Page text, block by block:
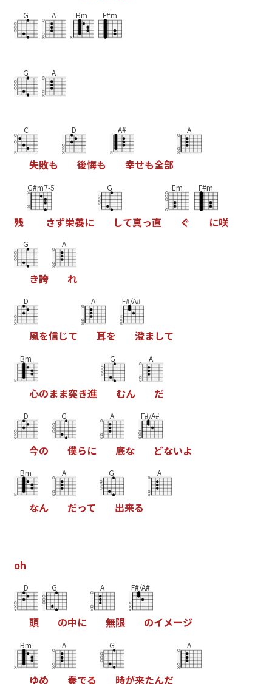
G A Bm F#m
G A
C
失敗も
D
後悔も
A#
幸せも全部
A
残
G#m7-5
さず栄養に
G
して真っ直
Em
ぐ
F#m
に咲
G
き誇
A
れ
D
風を信じて
A
耳を
F#/A#
澄まして
Bm
心のまま突き進
G
むん
A
だ
D
今の
G
僕らに
A
底な
F#/A#
どないよ
Bm
なん
A
だって
G
出来る
A
oh
D
頭
G
の中に
A
無限
F#/A#
のイメージ
Bm
ゆめ
A
奏でる
G
時が来たんだ
A